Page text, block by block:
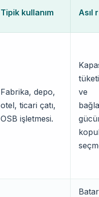
Tipik kullanım Asıl
Fabrika, depo,
otel, ticari çatı,
OSB işletmesi.
ve